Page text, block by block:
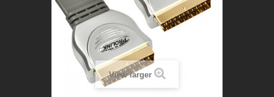
View larger